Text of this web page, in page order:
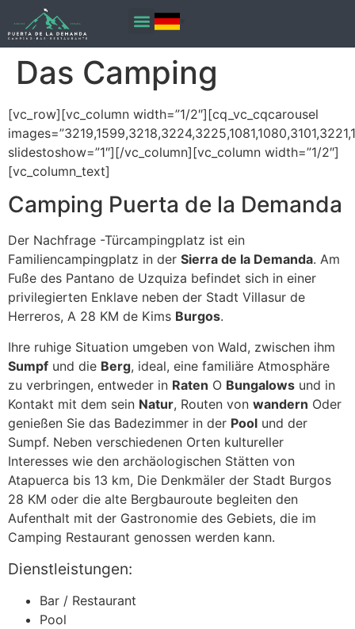
Inhalten
Das Camping
[vc_row][vc_column width=”1/2″][cq_vc_cqcarousel
slidestoshow=”1″][/vc_column][vc_column width=”1/2″]
[vc_column_text]
Camping Puerta de la Demanda
Der Nachfrage -Türcampingplatz ist ein
Familiencampingplatz in der Sierra de la Demanda. Am
Fuße des Pantano de Uzquiza befindet sich in einer
privilegierten Enklave neben der Stadt Villasur de
Herreros, A 28 KM de Kims Burgos.
Ihre ruhige Situation umgeben von Wald, zwischen ihm
Sumpf und die Berg, ideal, eine familiäre Atmosphäre
zu verbringen, entweder in Raten O Bungalows und in
Kontakt mit dem sein Natur, Routen von wandern Oder
genießen Sie das Badezimmer in der Pool und der
Sumpf. Neben verschiedenen Orten kultureller
Interesses wie den archäologischen Stätten von
Atapuerca bis 13 km, Die Denkmäler der Stadt Burgos
28 KM oder die alte Bergbauroute begleiten den
Aufenthalt mit der Gastronomie des Gebiets, die im
Camping Restaurant genossen werden kann.
Dienstleistungen:
Bar / Restaurant
Pool